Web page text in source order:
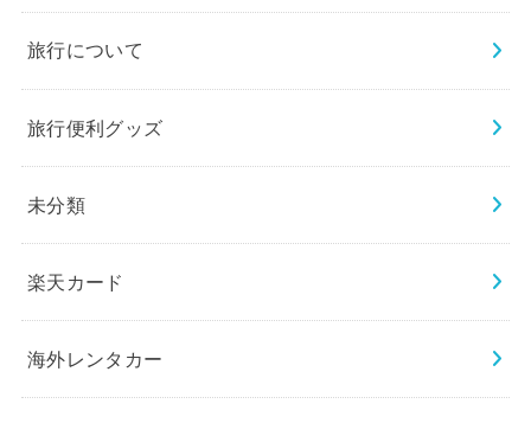
旅行について
旅行便利グッズ
未分類
楽天カード
海外レンタカー